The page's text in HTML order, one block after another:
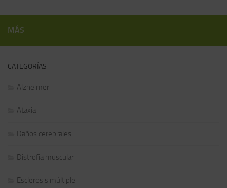
MÁS
CATEGORÍAS
Alzheimer
Ataxia
Daños cerebrales
Distrofia muscular
Esclerosis múltiple